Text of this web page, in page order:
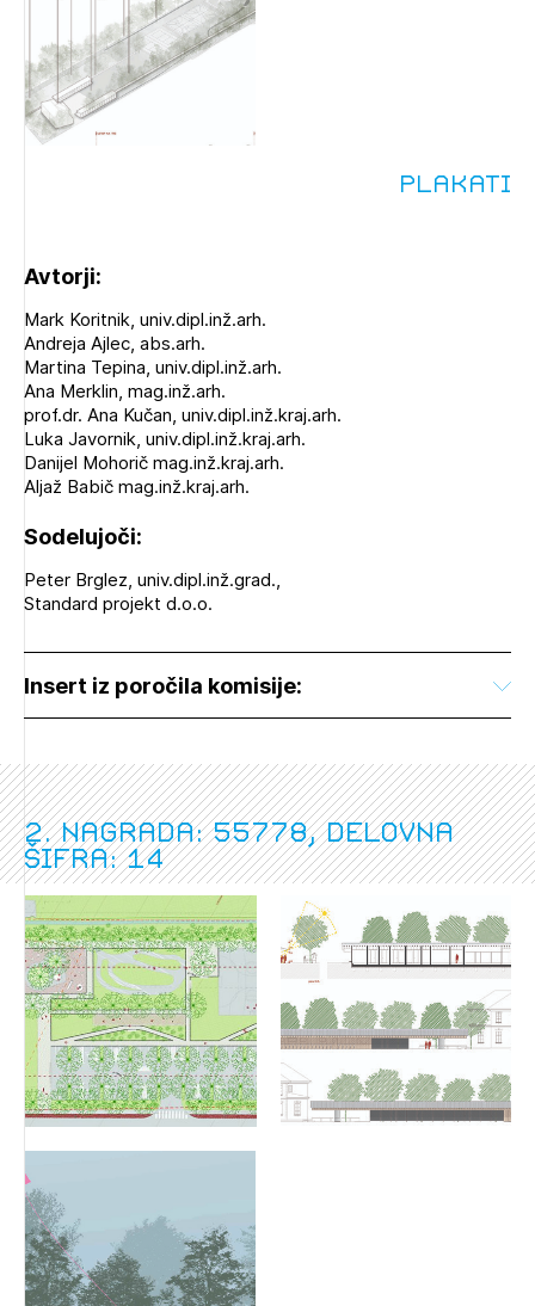
Plakati
Avtorji:
Mark Koritnik, univ.dipl.inž.arh.
Andreja Ajlec, abs.arh.
Martina Tepina, univ.dipl.inž.arh.
Ana Merklin, mag.inž.arh.
prof.dr. Ana Kučan, univ.dipl.inž.kraj.arh.
Luka Javornik, univ.dipl.inž.kraj.arh.
Danijel Mohorič mag.inž.kraj.arh.
Aljaž Babič mag.inž.kraj.arh.
Sodelujoči:
Peter Brglez, univ.dipl.inž.grad.,
Standard projekt d.o.o.
Insert iz poročila komisije:
2. nagrada: 55778, delovna
šifra: 14